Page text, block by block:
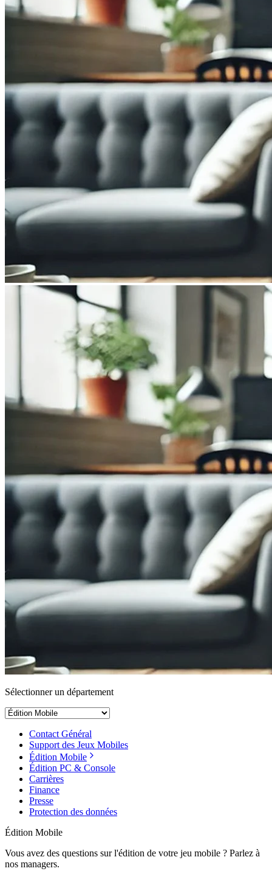
Sélectionner un département
Contact Général
Support des Jeux Mobiles
Édition Mobile
Édition PC & Console
Carrières
Finance
Presse
Protection des données
Édition Mobile
Vous avez des questions sur l'édition de votre jeu mobile ? Parlez à
nos managers.